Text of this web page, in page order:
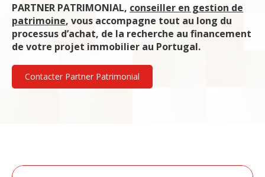
PARTNER PATRIMONIAL, conseiller en gestion de
patrimoine, vous accompagne tout au long du
processus d’achat, de la recherche au financement
de votre projet immobilier au Portugal.
Contacter Partner Patrimonial